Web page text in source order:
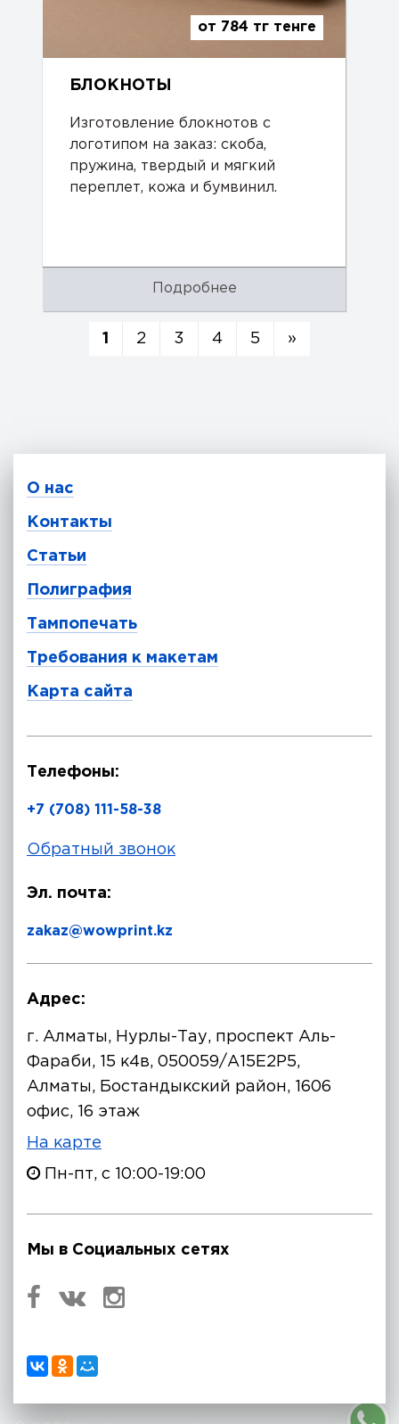
от 784 тг тенге
БЛОКНОТЫ
Изготовление блокнотов с
логотипом на заказ: скоба,
пружина, твердый и мягкий
переплет, кожа и бумвинил.
Подробнее
1 2 3 4 5 »
О нас
Контакты
Статьи
Полиграфия
Тампопечать
Требования к макетам
Карта сайта
Телефоны:
+7 (708) 111-58-38
Обратный звонок
Эл. почта:
zakaz@wowprint.kz
Адрес:
г. Алматы, Нурлы-Тау, проспект Аль-
Фараби, 15 к4в, 050059/A15E2P5,
Алматы, Бостандыкский район, 1606
офис, 16 этаж
На карте
Пн-пт, с 10:00-19:00
Мы в Социальных сетях